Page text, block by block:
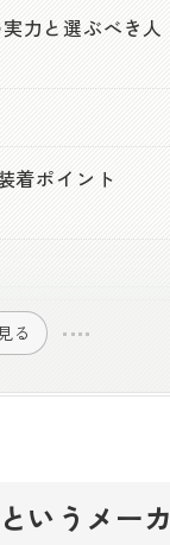
力と選ぶべき人
着ポイント
る
いうメー